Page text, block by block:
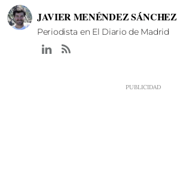
JAVIER MENÉNDEZ SÁNCHEZ
Periodista en El Diario de Madrid